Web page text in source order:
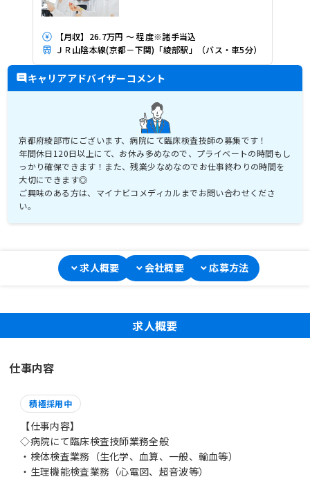
【月収】26.7万円 ～ 程度※諸手当込
ＪＲ山陰本線(京都－下関)「綾部駅」（バス・車5分）
キャリアアドバイザーコメント
京都府綾部市にございます、病院にて臨床検査技師の募集です！
年間休日120日以上にて、お休み多めなので、プライベートの時間もし
っかり確保できます！また、残業少なめなのでお仕事終わりの時間を
大切にできます◎
ご興味のある方は、マイナビコメディカルまでお問い合わせくださ
い。
求人概要 会社概要 応募方法
求人概要
仕事内容
積極採用中
【仕事内容】
◇病院にて臨床検査技師業務全般
・検体検査業務（生化学、血算、一般、輸血等）
・生理機能検査業務（心電図、超音波等）